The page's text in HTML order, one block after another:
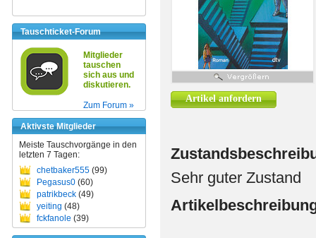
Tauschticket-Forum
Mitglieder
tauschen
sich aus und
diskutieren.
Zum Forum »
Aktivste Mitglieder
Meiste Tauschvorgänge in den
letzten 7 Tagen:
chetbaker555 (99)
Pegasus0 (60)
patrikbeck (49)
yeiting (48)
fckfanole (39)
Artikel anfordern
Sehr guter Zustand